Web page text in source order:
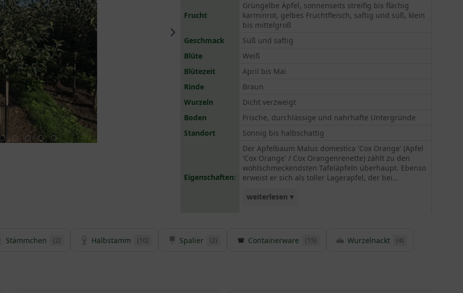
Frucht
Grüngelbe Äpfel, sonnenseits streifig bis flächig
karminrot, gelbes Fruchtfleisch, saftig und süß, klein
bis mittelgroß
Geschmack
Süß und saftig
Blüte
Weiß
Blütezeit
April bis Mai
Rinde
Braun
Wurzeln
Dicht verzweigt
Boden
Frische, durchlässige und nahrhafte Untergründe
Standort
Sonnig bis halbschattig
Eigenschaften:
Der Apfelbaum Malus domestica 'Cox Orange' (Apfel
'Cox Orange' / Cox Orangenrenette) zählt zu den
wohlschmeckendsten Tafeläpfeln überhaupt. Ebenso
erweist er sich als toller Lagerapfel, der bei...
weiterlesen ▾
einen niedrigen Allergengehalt besitzt. Als
Stämmchen (2) Halbstamm (10) Spalier (2) Containerware (15) Wurzelnackt (4)